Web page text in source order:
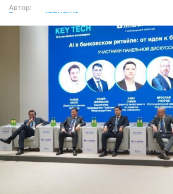
Автор:
Редакция ICTNEWS